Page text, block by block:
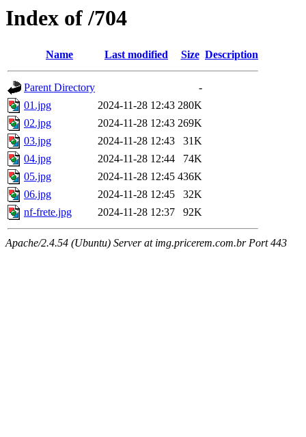
Index of /704
Name Last modified Size Description
Parent Directory
-
01.jpg
2024-11-28 12:43 280K
02.jpg
2024-11-28 12:43 269K
03.jpg
2024-11-28 12:43
31K
04.jpg
2024-11-28 12:44
74K
05.jpg
2024-11-28 12:45 436K
06.jpg
2024-11-28 12:45
32K
nf-frete.jpg
2024-11-28 12:37 92K
Apache/2.4.54 (Ubuntu) Server at img.pricerem.com.br Port 443